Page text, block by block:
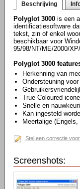
Beschrijving
Polyglot 3000 is een
identificatiesoftware
tekst, zin of enkel
beschikbaar voor
95/98/NT/ME/2000/
Polyglot 3000
Herkenning van
Ondersteuning
True-Coloured
Snelle en
Kan ingesteld
Meertalige
Stel een correctie voor
Screenshots: